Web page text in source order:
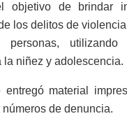
objetivo de brindar
los delitos de
utilizando
la niñez y adolescencia.
entregó material
de denuncia.